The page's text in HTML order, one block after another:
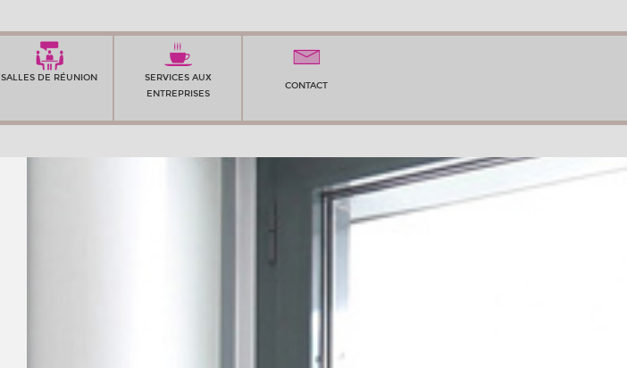
SALLES DE RÉUNION
SERVICES AUX
ENTREPRISES
CONTACT